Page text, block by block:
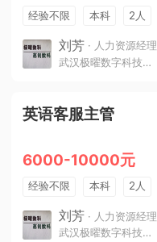
经验不限 本科 2人
刘芳 · 人力资源经理
武汉极曜数字科技有限公司
英语客服主管
6000-10000元
经验不限 本科 2人
刘芳 · 人力资源经理
武汉极曜数字科技有限公司